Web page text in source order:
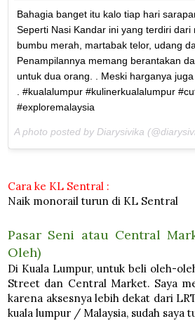
Bahagia banget itu kalo tiap hari
Seperti Nasi Kandar ini yang terdiri dari
bumbu merah, martabak telor, udang
Penampilannya memang berantakan
untuk dua orang. . Meski harganya
. #kualalumpur #kulinerkualalumpur
#exploremalaysia
A photo posted by Diarysivika
Cara ke KL Sentral :
Naik monorail turun di KL Sentral
Pasar Seni atau Central
Oleh)
Di Kuala Lumpur, untuk beli oleh-
Street dan Central Market. Saya
karena aksesnya lebih dekat dari
kuala lumpur / Malaysia, sudah saya